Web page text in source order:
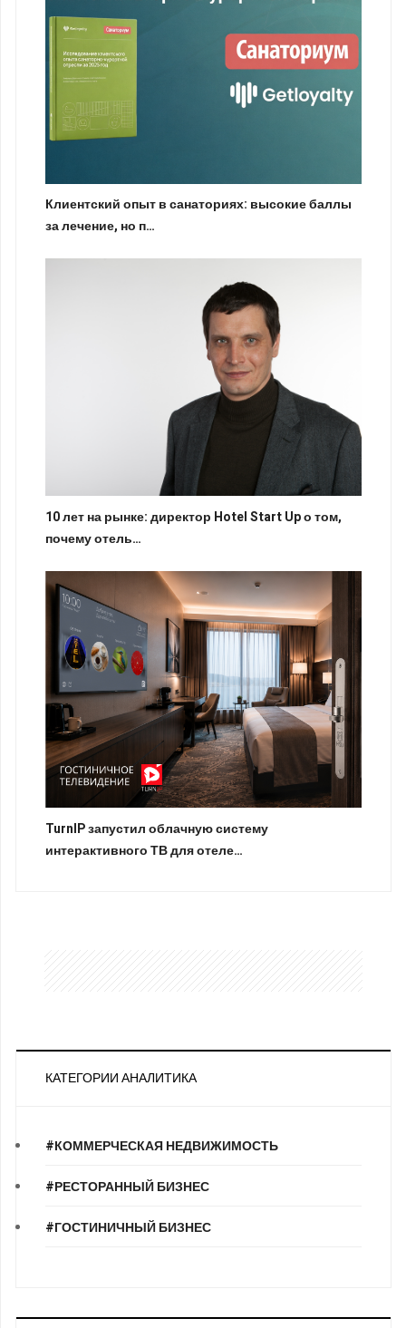
Клиентский опыт в санаториях: высокие баллы
за лечение, но п…
10 лет на рынке: директор Hotel Start Up о том,
почему отель…
TurnIP запустил облачную систему
интерактивного ТВ для отеле…
КАТЕГОРИИ АНАЛИТИКА
#КОММЕРЧЕСКАЯ НЕДВИЖИМОСТЬ
#РЕСТОРАННЫЙ БИЗНЕС
#ГОСТИНИЧНЫЙ БИЗНЕС